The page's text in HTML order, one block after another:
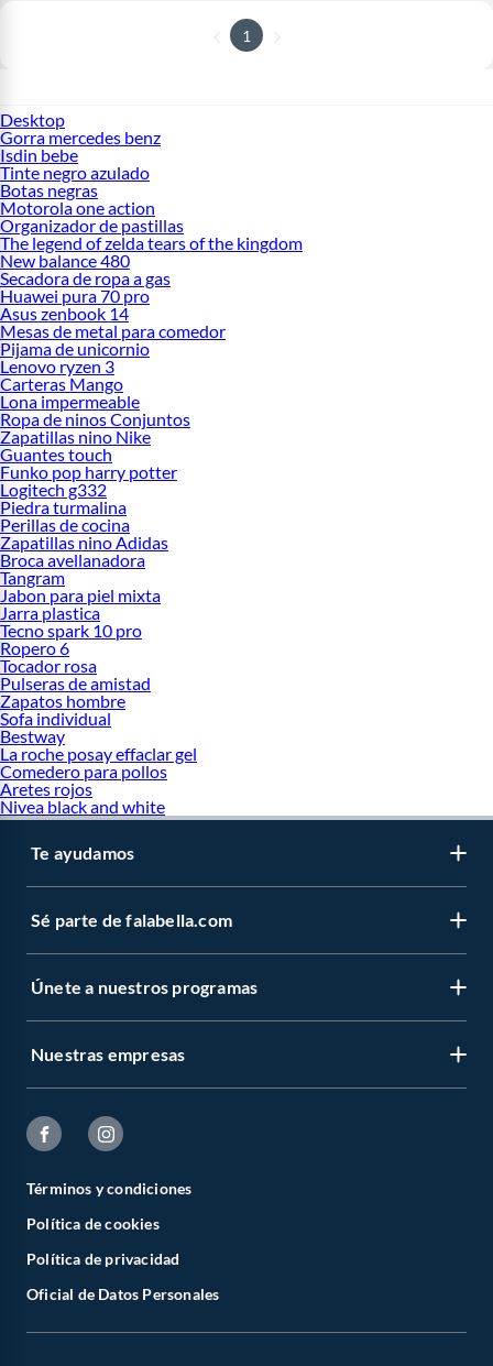
1
Desktop
Gorra mercedes benz
Isdin bebe
Tinte negro azulado
Botas negras
Motorola one action
Organizador de pastillas
The legend of zelda tears of the kingdom
New balance 480
Secadora de ropa a gas
Huawei pura 70 pro
Asus zenbook 14
Mesas de metal para comedor
Pijama de unicornio
Lenovo ryzen 3
Carteras Mango
Lona impermeable
Ropa de ninos Conjuntos
Zapatillas nino Nike
Guantes touch
Funko pop harry potter
Logitech g332
Piedra turmalina
Perillas de cocina
Zapatillas nino Adidas
Broca avellanadora
Tangram
Jabon para piel mixta
Jarra plastica
Tecno spark 10 pro
Ropero 6
Tocador rosa
Pulseras de amistad
Zapatos hombre
Sofa individual
Bestway
La roche posay effaclar gel
Comedero para pollos
Aretes rojos
Nivea black and white
Te ayudamos
Sé parte de falabella.com
Únete a nuestros programas
Nuestras empresas
Términos y condiciones
Política de cookies
Política de privacidad
Oficial de Datos Personales